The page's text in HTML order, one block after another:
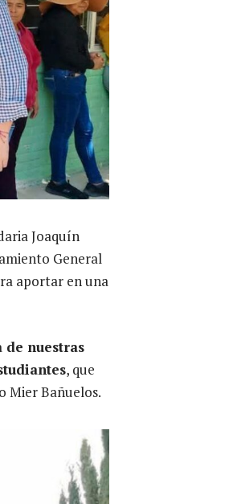
Joaquín
General
aportar en una
de nuestras
, que
Mier Bañuelos.